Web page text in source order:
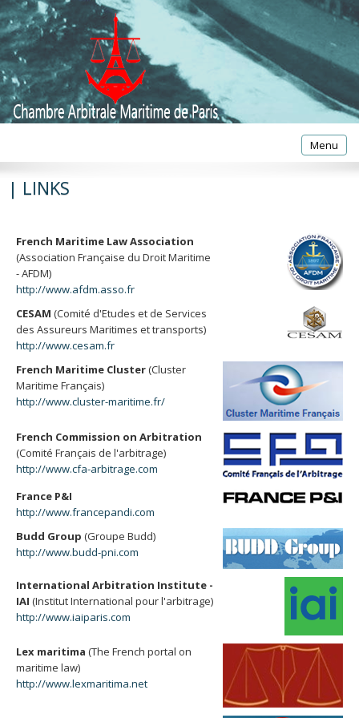
Toggle
Menu
| LINKS
French Maritime Law Association
(Association Française du Droit Maritime
- AFDM)
http://www.afdm.asso.fr
CESAM (Comité d'Etudes et de Services
des Assureurs Maritimes et transports)
http://www.cesam.fr
French Maritime Cluster(Cluster
Maritime Français)
http://www.cluster-maritime.fr/
French Commission on Arbitration
(Comité Français de l'arbitrage)
http://www.cfa-arbitrage.com
France P&I
http://www.francepandi.com
Budd Group (Groupe Budd)
http://www.budd-pni.com
International Arbitration Institute -
IAI (Institut International pour l'arbitrage)
http://www.iaiparis.com
Lex maritima (The French portal on
maritime law)
http://www.lexmaritima.net